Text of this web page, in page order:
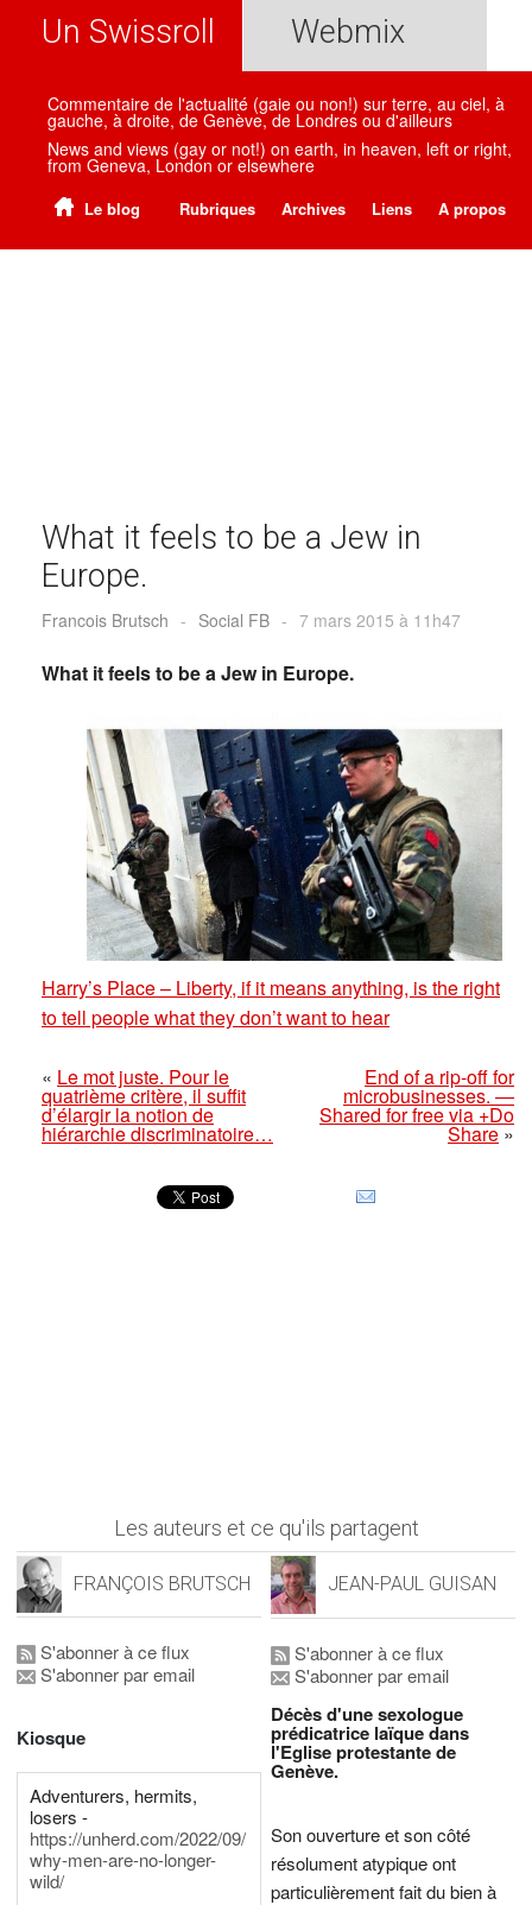
Un Swissroll Webmix
Commentaire de l'actualité (gaie ou non!) sur terre, au ciel, à
gauche, à droite, de Genève, de Londres ou d'ailleurs
News and views (gay or not!) on earth, in heaven, left or right,
from Geneva, London or elsewhere
Le blog Rubriques Archives Liens A propos
What it feels to be a Jew in
Europe.
Francois Brutsch - Social FB - 7 mars 2015 à 11h47
What it feels to be a Jew in Europe.
Harry’s Place – Liberty, if it means anything, is the right
to tell people what they don’t want to hear
« Le mot juste. Pour le
quatrième critère, il suffit
d’élargir la notion de
hiérarchie discriminatoire…
End of a rip-off for
microbusinesses. —
Shared for free via +Do
Share»
Les auteurs et ce qu'ils partagent
FRANÇOIS BRUTSCH
S'abonner à ce flux
S'abonner par email
Kiosque
Adventurers, hermits,
losers -
https://unherd.com/2022/09/
why-men-are-no-longer-
wild/
JEAN-PAUL GUISAN
S'abonner à ce flux
S'abonner par email
Décès d'une sexologue
prédicatrice laïque dans
l'Eglise protestante de
Genève.
Son ouverture et son côté
résolument atypique ont
particulièrement fait du bien à